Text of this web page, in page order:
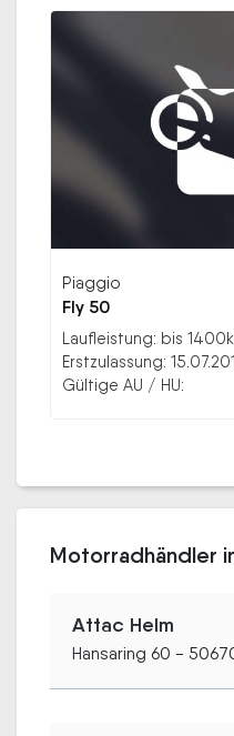
Piaggio
Fly 50
Laufleistung: bis
Erstzulassung:
Gültige AU / HU:
Motorradhändler
Attac Helm
Hansaring 60 -